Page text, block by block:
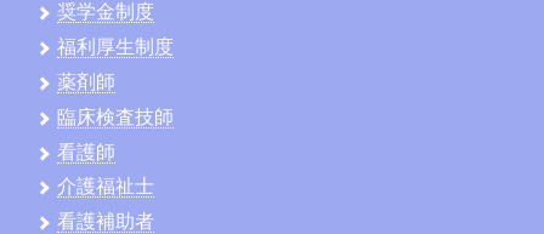
奨学金制度
福利厚生制度
薬剤師
臨床検査技師
看護師
介護福祉士
看護補助者